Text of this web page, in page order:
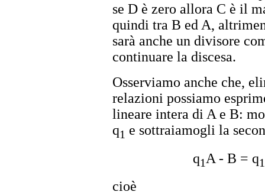
se D è zero allora C è il
quindi tra B ed A,
sarà anche un divisore
continuare la discesa.
Osserviamo anche che,
relazioni possiamo
lineare intera di A e B:
q1 e sottraiamogli la
q1 A - B = q1
cioè